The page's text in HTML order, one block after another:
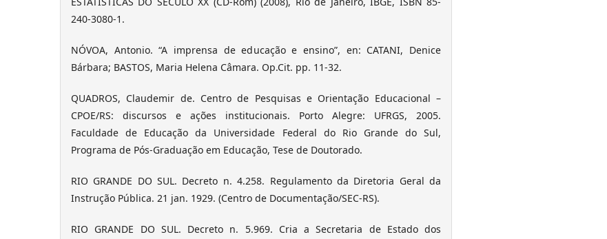
240-3080-1.
NÓVOA, Antonio. “A imprensa de educação e ensino”, en: CATANI, Denice
Bárbara; BASTOS, Maria Helena Câmara. Op.Cit. pp. 11-32.
QUADROS, Claudemir de. Centro de Pesquisas e Orientação Educacional –
CPOE/RS: discursos e ações institucionais. Porto Alegre: UFRGS, 2005.
Faculdade de Educação da Universidade Federal do Rio Grande do Sul,
Programa de Pós-Graduação em Educação, Tese de Doutorado.
RIO GRANDE DO SUL. Decreto n. 4.258. Regulamento da Diretoria Geral da
Instrução Pública. 21 jan. 1929. (Centro de Documentação/SEC-RS).
RIO GRANDE DO SUL. Decreto n. 5.969. Cria a Secretaria de Estado dos